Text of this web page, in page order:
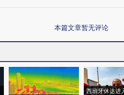
本篇文章暂无评论
西班牙休达进